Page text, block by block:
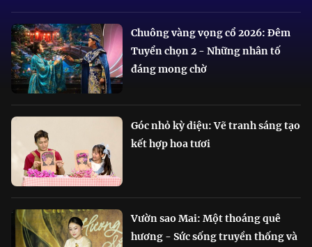
Chuông vàng vọng cổ 2026: Đêm
Tuyển chọn 2 - Những nhân tố
đáng mong chờ
Góc nhỏ kỳ diệu: Vẽ tranh sáng tạo
kết hợp hoa tươi
Vườn sao Mai: Một thoáng quê
hương - Sức sống truyền thống và